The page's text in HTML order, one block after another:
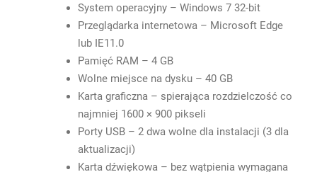
System operacyjny – Windows 7 32-bit
Przeglądarka internetowa – Microsoft Edge
lub IE11.0
Pamięć RAM – 4 GB
Wolne miejsce na dysku – 40 GB
Karta graficzna – spierająca rozdzielczość co
najmniej 1600 × 900 pikseli
Porty USB – 2 dwa wolne dla instalacji (3 dla
aktualizacji)
Karta dźwiękowa – bez wątpienia wymagana